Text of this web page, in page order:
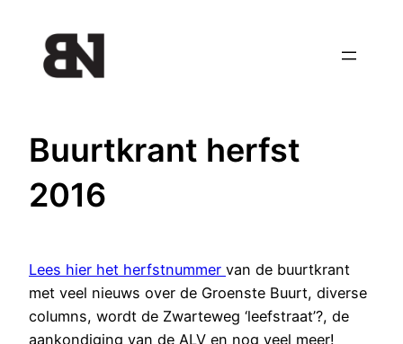
Buurtkrant herfst
2016
Lees hier het herfstnummer van de buurtkrant
met veel nieuws over de Groenste Buurt, diverse
columns, wordt de Zwarteweg ‘leefstraat’?, de
aankondiging van de ALV en nog veel meer!